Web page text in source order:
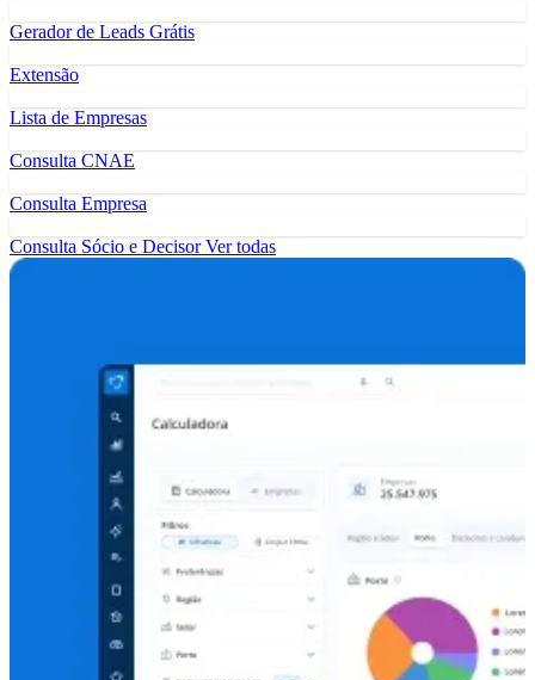
Gerador de Leads Grátis
Extensão
Lista de Empresas
Consulta CNAE
Consulta Empresa
Consulta Sócio e DecisorVer todas